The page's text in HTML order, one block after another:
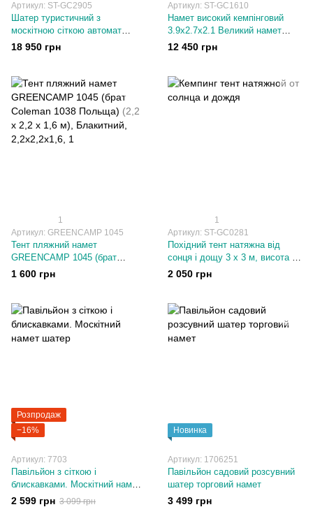
Артикул: ST-GC2905
Шатер туристичний з
москітною сіткою автомат
3,6х3,6 Тент палатка
кемпінгова
18 950 грн
Артикул: ST-GC1610
Намет високий кемпінговий
3.9х2.7х2.1 Великий намет
туристичний напівавтомат 2
кімнати GREENCAMP 1610
12 450 грн
1
Артикул: GREENCAMP 1045
Тент пляжний намет
GREENCAMP 1045 (брат
Coleman 1038 Польща) (2,2 х
2,2 х 1,6 м)
1 600 грн
1
Артикул: ST-GC0281
Похідний тент натяжна від
сонця і дощу 3 х 3 м, висота -
2 м Синій
2 050 грн
Розпродаж
−16%
Артикул: 7703
Павільйон з сіткою і
блискавками. Москітний намет
шатер
2 599 грн 3 099 грн
Новинка
Артикул: 1706251
Павільйон садовий розсувний
шатер торговий намет
3 499 грн